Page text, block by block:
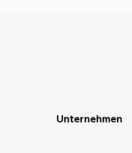
Unternehmen